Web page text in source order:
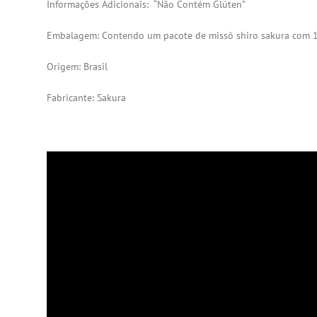
Informações Adicionais: “Não Contém Glúten”
Embalagem: Contendo um pacote de missô shiro sakura com
Origem: Brasil
Fabricante: Sakura